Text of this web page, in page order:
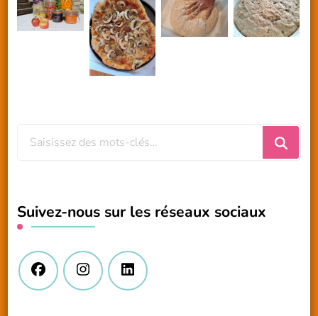
?
Suivez-nous sur les réseaux sociaux